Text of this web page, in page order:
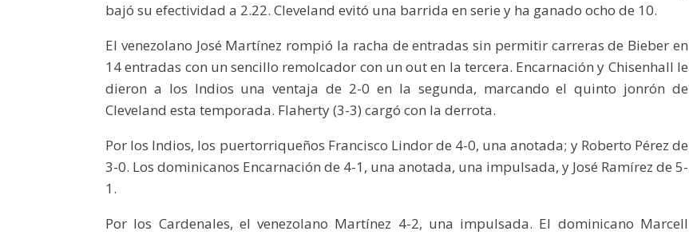
bajó su efectividad a 2.22. Cleveland evitó una barrida en serie y ha ganado ocho de 10.
El venezolano José Martínez rompió la racha de entradas sin permitir carreras de Bieber en
14 entradas con un sencillo remolcador con un out en la tercera. Encarnación y Chisenhall le
dieron a los Indios una ventaja de 2-0 en la segunda, marcando el quinto jonrón de
Cleveland esta temporada. Flaherty (3-3) cargó con la derrota.
Por los Indios, los puertorriqueños Francisco Lindor de 4-0, una anotada; y Roberto Pérez de
3-0. Los dominicanos Encarnación de 4-1, una anotada, una impulsada, y José Ramírez de 5-
1.
Por los Cardenales, el venezolano Martínez 4-2, una impulsada. El dominicano Marcell